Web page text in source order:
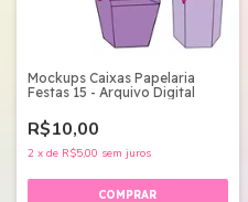
Mockups Caixas Papelaria
Festas 15 - Arquivo Digital
R$10,00
2 x de R$5,00 sem juros